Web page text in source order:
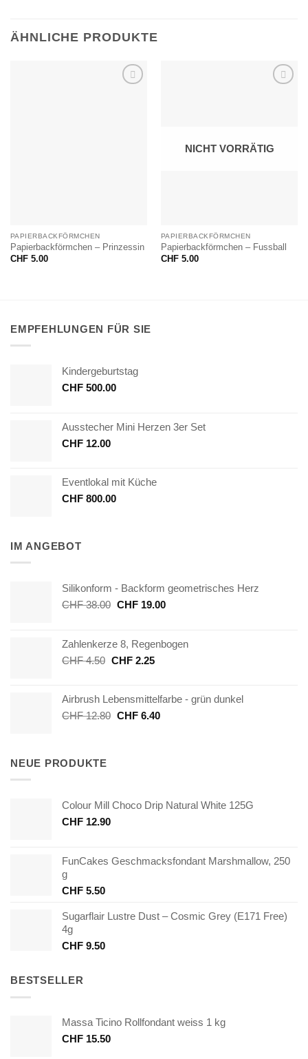
ÄHNLICHE PRODUKTE
PAPIERBACKFÖRMCHEN
Papierbackförmchen – Prinzessin
CHF5.00
NICHT VORRÄTIG
PAPIERBACKFÖRMCHEN
Papierbackförmchen – Fussball
CHF5.00
EMPFEHLUNGEN FÜR SIE
Kindergeburtstag
CHF 500.00
Ausstecher Mini Herzen 3er Set
CHF 12.00
Eventlokal mit Küche
CHF 800.00
IM ANGEBOT
Silikonform - Backform geometrisches Herz
CHF38.00 Ursprünglicher
CHF 38.00
CHF19.00Aktueller
CHF 19.00.
Zahlenkerze 8, Regenbogen
CHF4.50 Ursprünglicher
CHF 4.50
CHF2.25Aktueller
CHF 2.25.
Airbrush Lebensmittelfarbe - grün dunkel
CHF12.80 Ursprünglicher
CHF6.40Aktueller
NEUE PRODUKTE
Colour Mill Choco Drip Natural White 125G
CHF 12.90
FunCakes Geschmacksfondant Marshmallow, 250
g
CHF 5.50
Sugarflair Lustre Dust – Cosmic Grey (E171 Free)
4g
CHF 9.50
BESTSELLER
Massa Ticino Rollfondant weiss 1 kg
CHF 15.50